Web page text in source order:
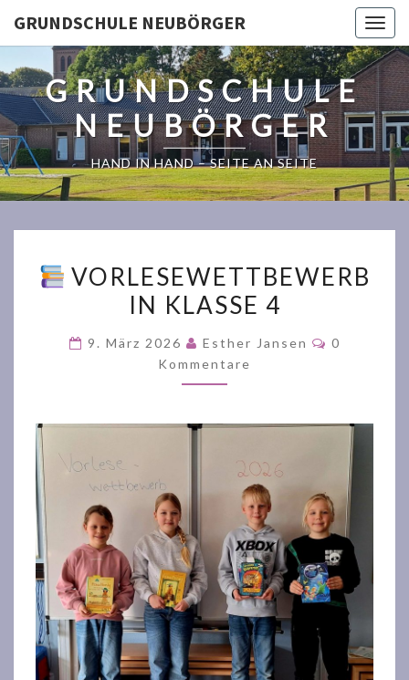
GRUNDSCHULE NEUBÖRGER
GRUNDSCHULE
NEUBÖRGER
HAND IN HAND – SEITE AN SEITE
VORLESEWETTBEWERB
IN
VORLESEWETTBEWERB
IN KLASSE 4
9. März 2026 Esther Jansen
0
Kommentare